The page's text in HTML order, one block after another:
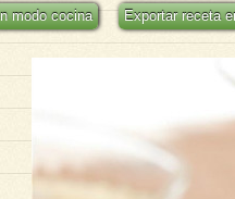
modo cocina Exportar receta